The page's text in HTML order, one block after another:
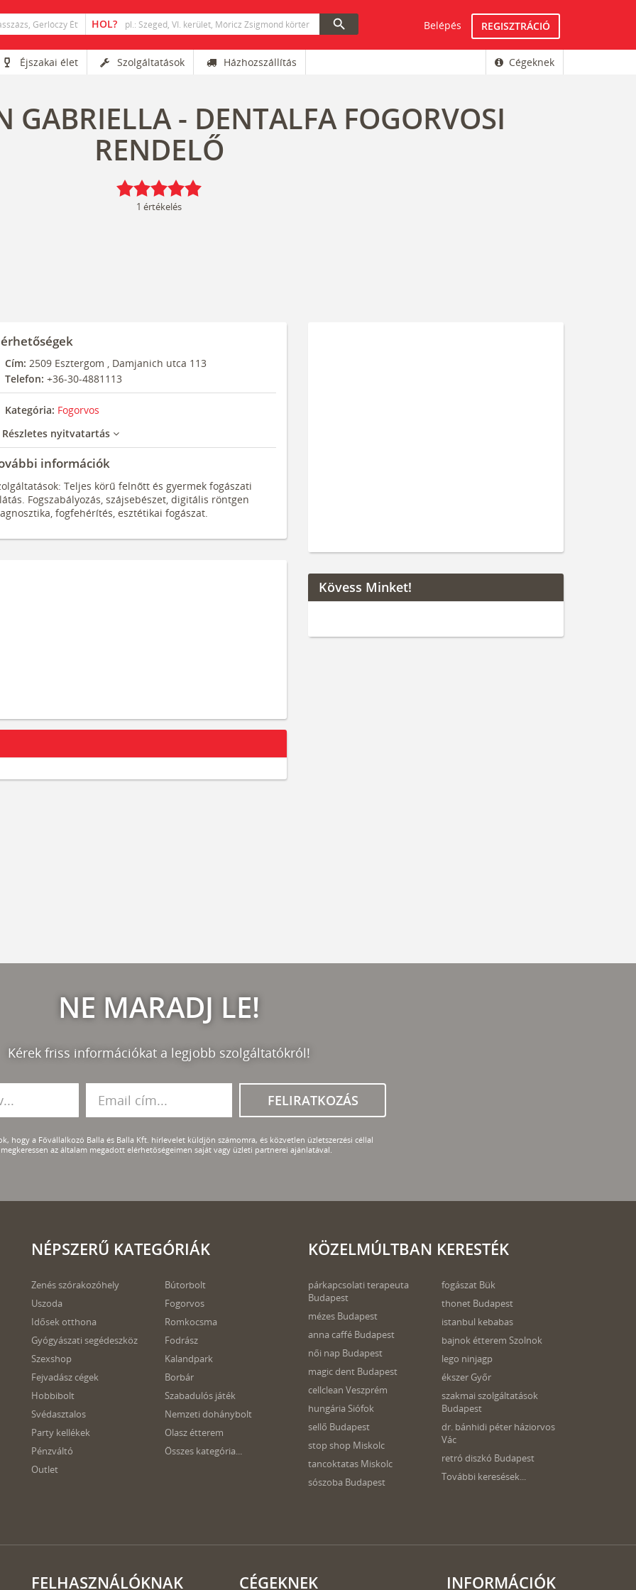
search Belépés REGISZTRÁCIÓ
Éjszakai élet Szolgáltatások Házhozszállítás Cégeknek
GABRIELLA - DENTALFA FOGORVOSI
RENDELŐ
1 értékelés
Cím: 2509 Esztergom , Damjanich utca 113
Telefon: +36-30-4881113
Kategória: Fogorvos
nyitvatartás
információk
Teljes körű felnőtt és gyermek fogászati
Fogszabályozás, szájsebészet, digitális röntgen
fogfehérítés, esztétikai fogászat.
Kövess Minket!
NE MARADJ LE!
Kérek friss információkat a legjobb szolgáltatókról!
FELIRATKOZÁS
hogy a Fővállalkozó Balla és Balla Kft. hírlevelet küldjön számomra, és közvetlen üzletszerzési céllal
megkeressen az általam megadott elérhetőségeimen saját vagy üzleti partnerei ajánlatával.
NÉPSZERŰ KATEGÓRIÁK
Zenés szórakozóhely
Uszoda
Idősek otthona
Gyógyászati segédeszköz
Szexshop
Fejvadász cégek
Hobbibolt
Svédasztalos
Party kellékek
Pénzváltó
Outlet
Bútorbolt
Fogorvos
Romkocsma
Fodrász
Kalandpark
Borbár
Szabadulós játék
Nemzeti dohánybolt
Olasz étterem
Összes kategória...
KÖZELMÚLTBAN KERESTÉK
párkapcsolati terapeuta
Budapest
mézes Budapest
anna caffé Budapest
női nap Budapest
magic dent Budapest
cellclean Veszprém
hungária Siófok
sellő Budapest
stop shop Miskolc
tancoktatas Miskolc
sószoba Budapest
fogászat Bük
thonet Budapest
istanbul kebabas
bajnok étterem Szolnok
lego ninjagp
ékszer Győr
szakmai szolgáltatások
Budapest
dr. bánhidi péter háziorvos
Vác
retró diszkó Budapest
További keresések...
FELHASZNÁLÓKNAK CÉGEKNEK INFORMÁCIÓK